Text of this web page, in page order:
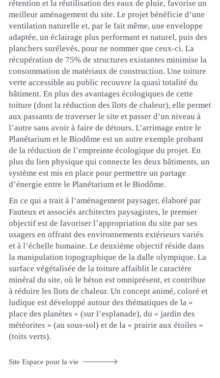
rétention et la réutilisation des eaux de pluie, favorise un
meilleur aménagement du site. Le projet bénéficie d’une
ventilation naturelle et, par le fait même, une enveloppe
adaptée, un éclairage plus performant et naturel, puis des
planchers surélevés, pour ne nommer que ceux-ci. La
récupération de 75% de structures existantes minimise la
consommation de matériaux de construction. Une toiture
verte accessible au public recouvre la quasi totalité du
bâtiment. En plus des avantages écologiques de cette
toiture (dont la réduction des îlots de chaleur), elle permet
aux passants de traverser le site et passer d’un niveau à
l’autre sans avoir à faire de détours. L’arrimage entre le
Planétarium et le Biodôme est un autre exemple probant
de la réduction de l’empreinte écologique du projet. En
plus du lien physique qui connecte les deux bâtiments, un
système est mis en place pour permettre un partage
d’énergie entre le Planétarium et le Biodôme.
En ce qui a trait à l’aménagement paysager, élaboré par
Fauteux et associés architectes paysagistes, le premier
objectif est de favoriser l’appropriation du site par ses
usagers en offrant des environnements extérieurs variés
et à l’échelle humaine. Le deuxième objectif réside dans
la manipulation topographique de la dalle olympique. La
surface végétalisée de la toiture affaiblit le caractère
minéral du site, où le béton est omniprésent, et contribue
à réduire les îlots de chaleur. Un concept animé, coloré et
ludique est développé autour des thématiques de la «
place des planètes » (sur l’esplanade), du « jardin des
météorites » (au sous-sol) et de la « prairie aux étoiles »
(toits verts).
Site Espace pour la vie